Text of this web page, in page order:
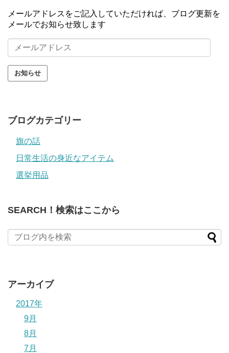
メールアドレスをご記入していただければ、ブログ更新を
メールでお知らせ致します
ー
ル
ア
ブログカテゴリー
旗の話
日常生活の身近なアイテム
選挙用品
SEARCH！検索はここから
アーカイブ
2017年
9月
8月
7月